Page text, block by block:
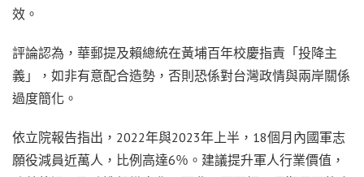
效。
評論認為，華郵提及賴總統在黃埔百年校慶指責「投降主
義」，如非有意配合造勢，否則恐係對台灣政情與兩岸關係
過度簡化。
依立院報告指出，2022年與2023年上半，18個月內國軍志
願役減員近萬人，比例高達6％。建議提升軍人行業價值，